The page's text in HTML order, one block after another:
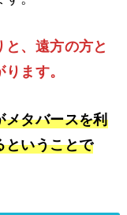
、遠方の方と
ます。
メタバースを利
ということで